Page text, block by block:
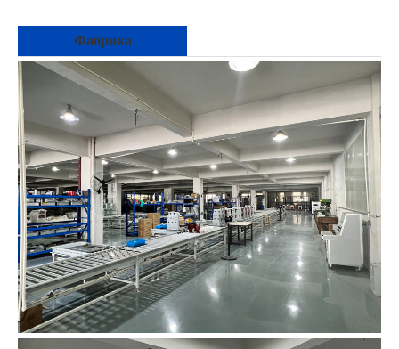
Фабрика